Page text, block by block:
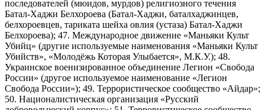
последователей (мюидов, мурдов) религиозного течения
Батал-Хаджи Белхороева (Батал-Хаджи, баталхаджинцев,
белхороевцев, тариката шейха овлия (устаза) Батал-Хаджи
Белхороева); 47. Международное движение «Маньяки Культ
Убийц» (другие используемые наименования «Маньяки Культ
Убийств», «Молодёжь Которая Улыбается», М.К.У.); 48.
Украинское военизированное объединение Легион «Свобода
России» (другое используемое наименование «Легион
Свобода России»); 49. Террористическое сообщество «Айдар»;
50. Националистическая организация «Русский